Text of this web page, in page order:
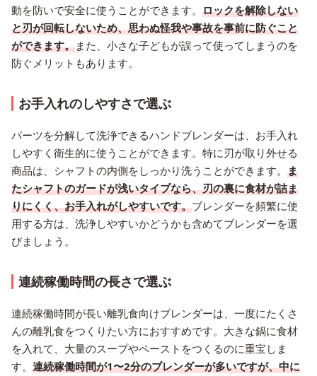
動を防いで安全に使うことができます。 ロックを解除しない
と刃が回転しないため、思わぬ怪我や事故を事前に防ぐこと
ができます。また、小さな子どもが誤って使ってしまうのを
防ぐメリットもあります。
お手入れのしやすさで選ぶ
パーツを分解して洗浄できるハンドブレンダーは、お手入れ
しやすく衛生的に使うことができます。特に刃が取り外せる
商品は、シャフトの内側をしっかり洗うことができます。 ま
たシャフトのガードが浅いタイプなら、刃の裏に食材が詰ま
りにくく、お手入れがしやすいです。ブレンダーを頻繁に使
用する方は、洗浄しやすいかどうかも含めてブレンダーを選
びましょう。
連続稼働時間の長さで選ぶ
連続稼働時間が長い離乳食向けブレンダーは、一度にたくさ
んの離乳食をつくりたい方におすすめです。大きな鍋に食材
を入れて、大量のスープやペーストをつくるのに重宝しま
す。 連続稼働時間が1〜2分のブレンダーが多いですが、中に